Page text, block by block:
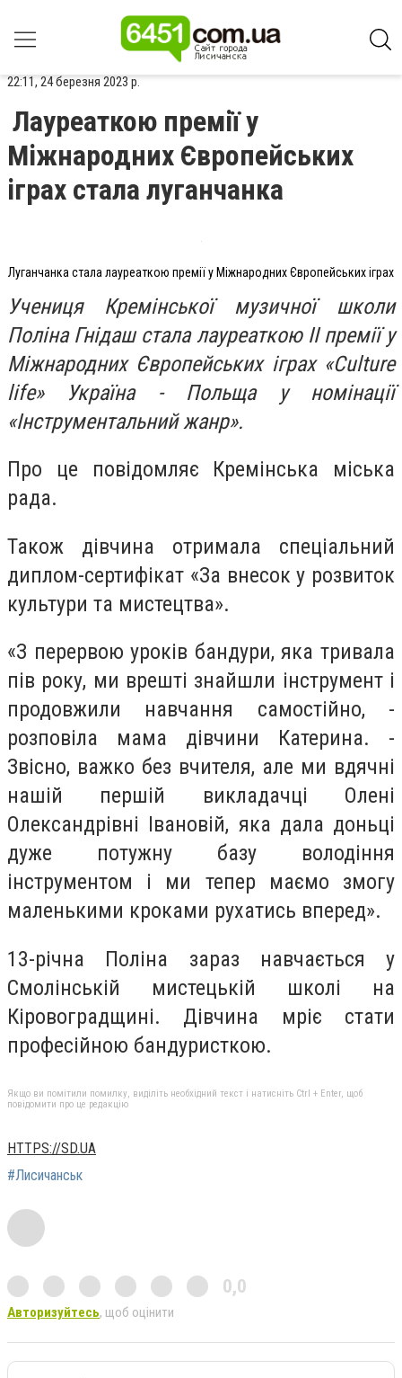
22:11, 24 березня 2023 р.
Лауреаткою премії у
Міжнародних Європейських
іграх стала луганчанка
Луганчанка стала лауреаткою премії у Міжнародних Європейських іграх
Учениця Кремінської музичної школи
Поліна Гнідаш стала лауреаткою ІІ премії у
Міжнародних Європейських іграх «Culture
life» Україна - Польща у номінації
«Інструментальний жанр».
Про це повідомляє Кремінська міська
рада.
Також дівчина отримала спеціальний
диплом-сертифікат «За внесок у розвиток
культури та мистецтва».
«З перервою уроків бандури, яка тривала
пів року, ми врешті знайшли інструмент і
продовжили навчання самостійно, -
розповіла мама дівчини Катерина. -
Звісно, важко без вчителя, але ми вдячні
нашій першій викладачці Олені
Олександрівні Івановій, яка дала доньці
дуже потужну базу володіння
інструментом і ми тепер маємо змогу
маленькими кроками рухатись вперед».
13-річна Поліна зараз навчається у
Смолінській мистецькій школі на
Кіровоградщині. Дівчина мріє стати
професійною бандуристкою.
Якщо ви помітили помилку, виділіть необхідний текст і натисніть Ctrl + Enter, щоб
повідомити про це редакцію
HTTPS://SD.UA
#Лисичанськ
0,0
Авторизуйтесь, щоб оцінити